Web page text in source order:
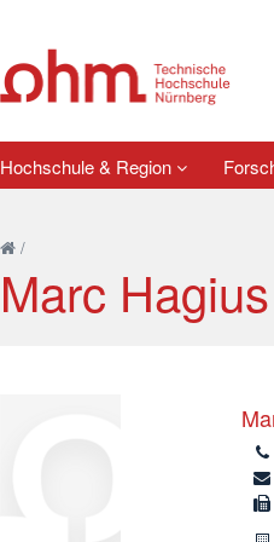
Hochschule & Region
/
Marc Hagius